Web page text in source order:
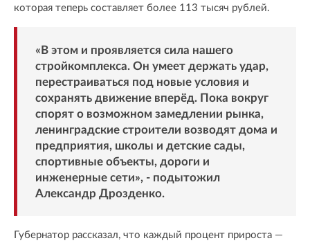
которая теперь составляет более 113 тысяч рублей.
«В этом и проявляется сила нашего
стройкомплекса. Он умеет держать удар,
перестраиваться под новые условия и
сохранять движение вперёд. Пока вокруг
спорят о возможном замедлении рынка,
ленинградские строители возводят дома и
предприятия, школы и детские сады,
спортивные объекты, дороги и
инженерные сети», - подытожил
Александр Дрозденко.
Губернатор рассказал, что каждый процент прироста —